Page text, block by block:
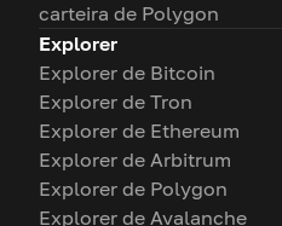
carteira de Polygon
Explorer
Explorer de Bitcoin
Explorer de Tron
Explorer de Ethereum
Explorer de Arbitrum
Explorer de Polygon
Explorer de Avalanche